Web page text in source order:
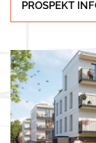
PROSPEKT